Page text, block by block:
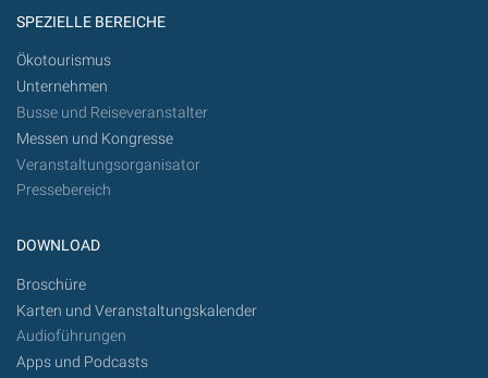
SPEZIELLE BEREICHE
Ökotourismus
Unternehmen
Busse und Reiseveranstalter
Messen und Kongresse
Veranstaltungsorganisator
Pressebereich
DOWNLOAD
Broschüre
Karten und Veranstaltungskalender
Audioführungen
Apps und Podcasts